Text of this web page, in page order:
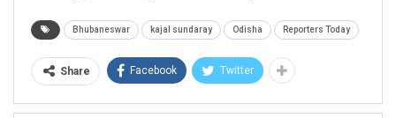
Bhubaneswar kajal sundaray Odisha Reporters Today
Share Facebook Twitter